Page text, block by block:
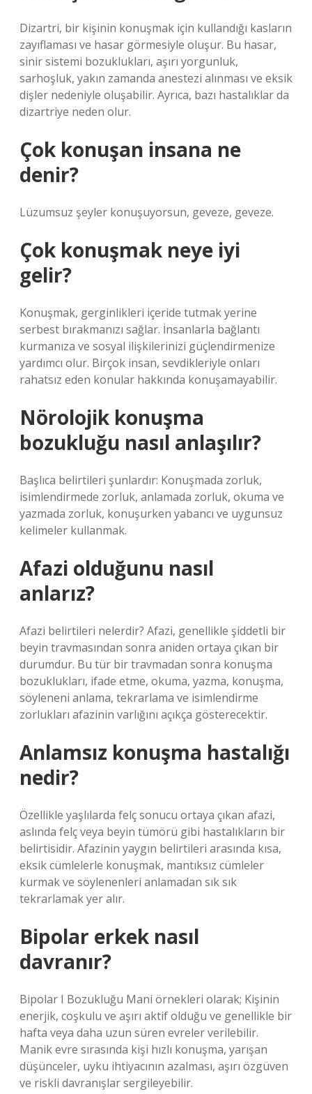
Dizartri, bir kişinin konuşmak için kullandığı kasların
zayıflaması ve hasar görmesiyle oluşur. Bu hasar,
sinir sistemi bozuklukları, aşırı yorgunluk,
sarhoşluk, yakın zamanda anestezi alınması ve eksik
dişler nedeniyle oluşabilir. Ayrıca, bazı hastalıklar da
dizartriye neden olur.
Çok konuşan insana ne
denir?
Lüzumsuz şeyler konuşuyorsun, geveze, geveze.
Çok konuşmak neye iyi
gelir?
Konuşmak, gerginlikleri içeride tutmak yerine
serbest bırakmanızı sağlar. İnsanlarla bağlantı
kurmanıza ve sosyal ilişkilerinizi güçlendirmenize
yardımcı olur. Birçok insan, sevdikleriyle onları
rahatsız eden konular hakkında konuşamayabilir.
Nörolojik konuşma
bozukluğu nasıl anlaşılır?
Başlıca belirtileri şunlardır: Konuşmada zorluk,
isimlendirmede zorluk, anlamada zorluk, okuma ve
yazmada zorluk, konuşurken yabancı ve uygunsuz
kelimeler kullanmak.
Afazi olduğunu nasıl
anlarız?
Afazi belirtileri nelerdir? Afazi, genellikle şiddetli bir
beyin travmasından sonra aniden ortaya çıkan bir
durumdur. Bu tür bir travmadan sonra konuşma
bozuklukları, ifade etme, okuma, yazma, konuşma,
söyleneni anlama, tekrarlama ve isimlendirme
zorlukları afazinin varlığını açıkça gösterecektir.
Anlamsız konuşma hastalığı
nedir?
Özellikle yaşlılarda felç sonucu ortaya çıkan afazi,
aslında felç veya beyin tümörü gibi hastalıkların bir
belirtisidir. Afazinin yaygın belirtileri arasında kısa,
eksik cümlelerle konuşmak, mantıksız cümleler
kurmak ve söylenenleri anlamadan sık sık
tekrarlamak yer alır.
Bipolar erkek nasıl
davranır?
Bipolar I Bozukluğu Mani örnekleri olarak; Kişinin
enerjik, coşkulu ve aşırı aktif olduğu ve genellikle bir
hafta veya daha uzun süren evreler verilebilir.
Manik evre sırasında kişi hızlı konuşma, yarışan
düşünceler, uyku ihtiyacının azalması, aşırı özgüven
ve riskli davranışlar sergileyebilir.